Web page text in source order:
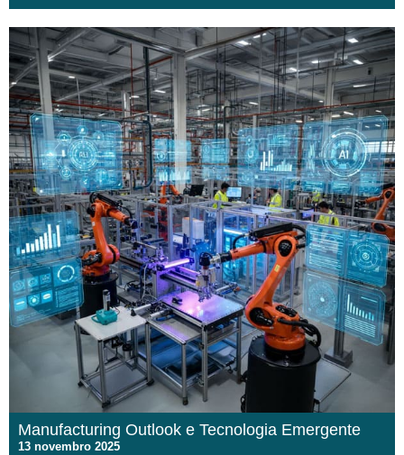
Manufacturing Outlook e Tecnologia Emergente
13 novembro 2025